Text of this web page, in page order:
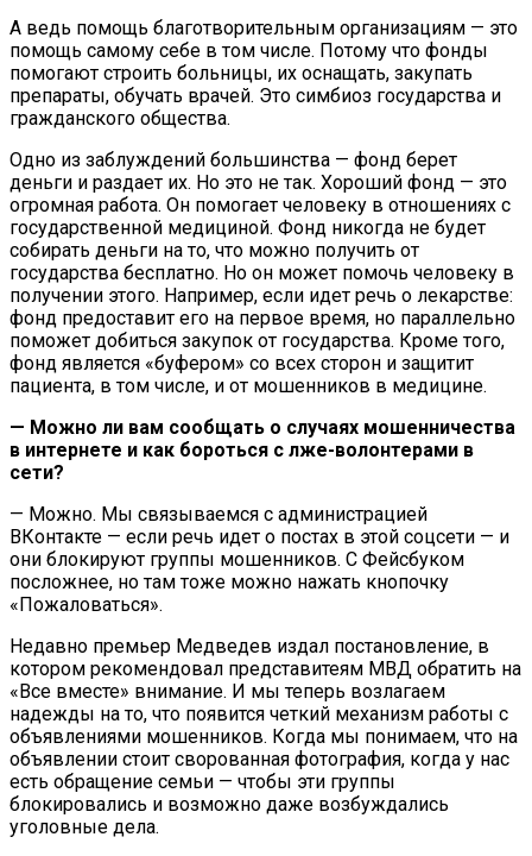
А ведь помощь благотворительным организациям — это
помощь самому себе в том числе. Потому что фонды
помогают строить больницы, их оснащать, закупать
препараты, обучать врачей. Это симбиоз государства и
гражданского общества.
Одно из заблуждений большинства — фонд берет
деньги и раздает их. Но это не так. Хороший фонд — это
огромная работа. Он помогает человеку в отношениях с
государственной медициной. Фонд никогда не будет
собирать деньги на то, что можно получить от
государства бесплатно. Но он может помочь человеку в
получении этого. Например, если идет речь о лекарстве:
фонд предоставит его на первое время, но параллельно
поможет добиться закупок от государства. Кроме того,
фонд является «буфером» со всех сторон и защитит
пациента, в том числе, и от мошенников в медицине.
— Можно ли вам сообщать о случаях мошенничества
в интернете и как бороться с лже-волонтерами в
сети?
— Можно. Мы связываемся с администрацией
ВКонтакте — если речь идет о постах в этой соцсети — и
они блокируют группы мошенников. С Фейсбуком
посложнее, но там тоже можно нажать кнопочку
«Пожаловаться».
Недавно премьер Медведев издал постановление, в
котором рекомендовал представитеям МВД обратить на
«Все вместе» внимание. И мы теперь возлагаем
надежды на то, что появится четкий механизм работы с
объявлениями мошенников. Когда мы понимаем, что на
объявлении стоит сворованная фотография, когда у нас
есть обращение семьи — чтобы эти группы
блокировались и возможно даже возбуждались
уголовные дела.